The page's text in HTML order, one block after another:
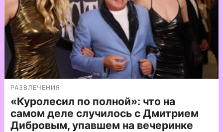
РАЗВЛЕЧЕНИЯ
«Куролесил по полной»: что на
самом деле случилось с Дмитрием
Дибровым, упавшем на вечеринке